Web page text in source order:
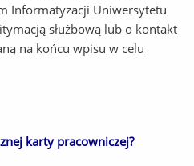
Informatyzacji Uniwersytetu
służbową lub o kontakt
na końcu wpisu w celu
karty pracowniczej?